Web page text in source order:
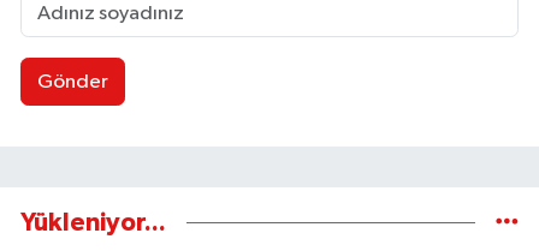
Gönder
Yükleniyor...